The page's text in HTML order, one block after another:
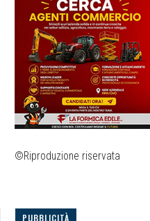
©Riproduzione riservata
PUBBLICITÀ